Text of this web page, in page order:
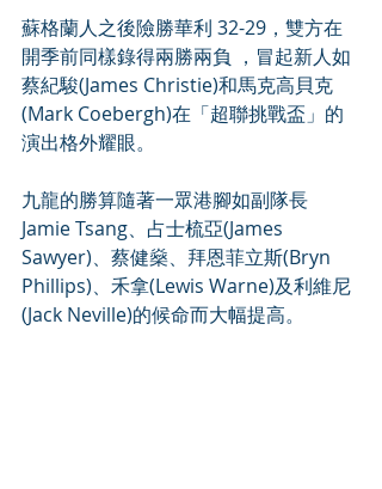
蘇格蘭人之後險勝華利 32-29，雙方在
開季前同樣錄得兩勝兩負 ，冒起新人如
蔡紀駿(James Christie)和馬克高貝克
(Mark Coebergh)在「超聯挑戰盃」的
演出格外耀眼。
九龍的勝算隨著一眾港腳如副隊長
Jamie Tsang、占士梳亞(James
Sawyer)、蔡健燊、拜恩菲立斯(Bryn
Phillips)、禾拿(Lewis Warne)及利維尼
(Jack Neville)的候命而大幅提高。